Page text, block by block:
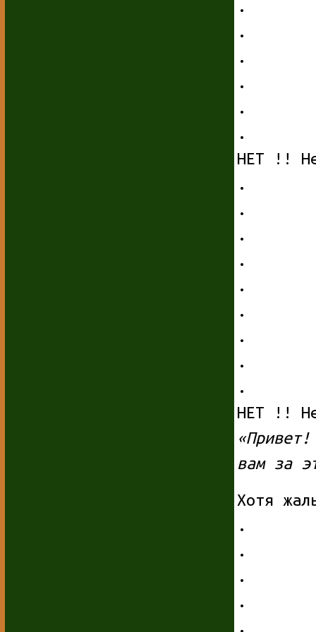
.
.
.
.
.
.
НЕТ !!
.
.
.
.
.
.
.
.
.
НЕТ !!
вам за
Хотя
.
.
.
.
.